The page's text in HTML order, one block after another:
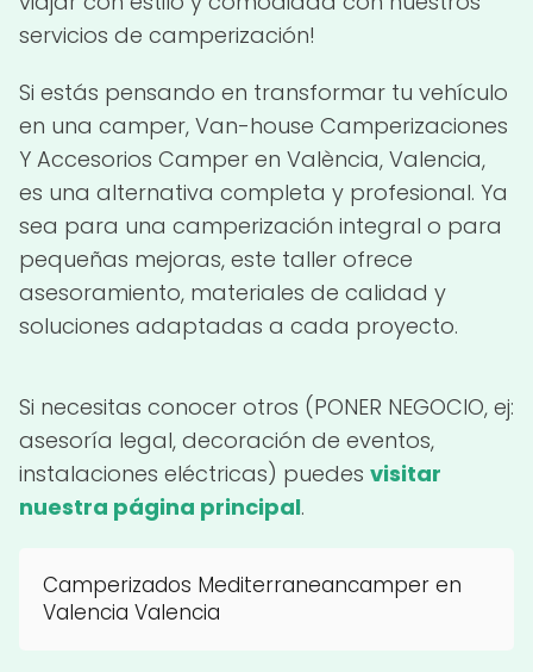
servicios de camperización!
Si estás pensando en transformar tu vehículo
en una camper, Van-house Camperizaciones
Y Accesorios Camper en València, Valencia,
es una alternativa completa y profesional. Ya
sea para una camperización integral o para
pequeñas mejoras, este taller ofrece
asesoramiento, materiales de calidad y
soluciones adaptadas a cada proyecto.
Si necesitas conocer otros (PONER NEGOCIO, ej:
asesoría legal, decoración de eventos,
instalaciones eléctricas) puedes visitar
nuestra página principal.
Camperizados Mediterraneancamper en
Valencia Valencia